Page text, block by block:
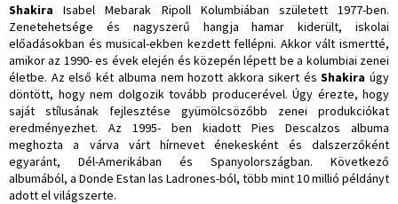
ShakiraIsabel Mebarak Ripoll Kolumbiában született 1977-ben.
Zenetehetsége és nagyszerű hangja hamar kiderült, iskolai
előadásokban és musical-ekben kezdett fellépni. Akkor vált ismertté,
amikor az 1990- es évek elején és közepén lépett be a kolumbiai zenei
életbe. Az első két albuma nem hozott akkora sikert ésShakiraúgy
döntött, hogy nem dolgozik tovább producerével. Úgy érezte, hogy
saját stílusának fejlesztése gyümölcsözőbb zenei produkciókat
eredményezhet. Az 1995- ben kiadott Pies Descalzos albuma
meghozta a várva várt hírnevet énekesként és dalszerzőként
egyaránt, Dél-Amerikában és Spanyolországban. Következő
albumából, a Donde Estan las Ladrones-ból, több mint 10 millió példányt
adott el világszerte.